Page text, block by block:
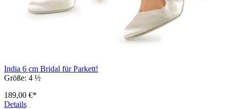
India 6 cm Bridal für Parkett!
Größe: 4 ½
189,00 €*
Details